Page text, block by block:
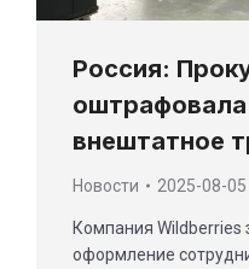
Россия:
внештатное
Новости 2025-08-05
Компания Wildberries
оформление